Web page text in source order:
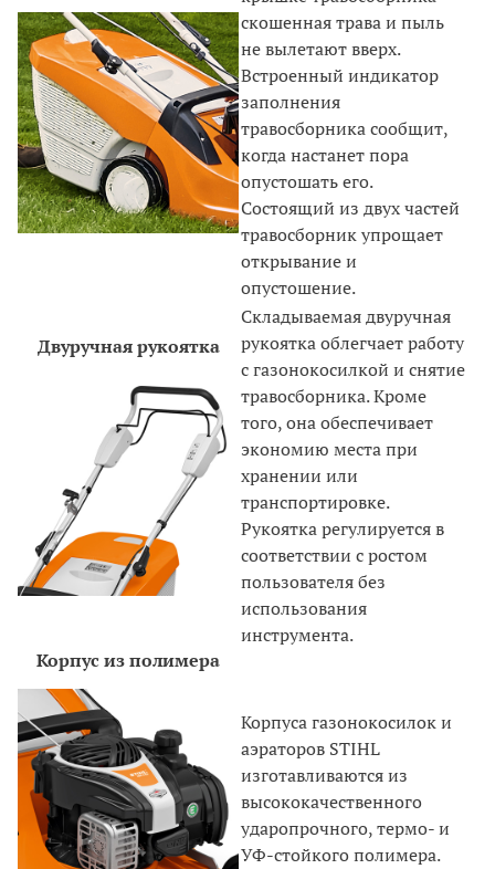
скошенная трава и пыль
не вылетают вверх.
Встроенный индикатор
заполнения
травосборника сообщит,
когда настанет пора
опустошать его.
Состоящий из двух частей
травосборник упрощает
открывание и
опустошение.
Двуручная рукоятка
Складываемая двуручная
рукоятка облегчает работу
с газонокосилкой и снятие
травосборника. Кроме
того, она обеспечивает
экономию места при
хранении или
транспортировке.
Рукоятка регулируется в
соответствии с ростом
пользователя без
использования
инструмента.
Корпус из полимера
Корпуса газонокосилок и
аэраторов STIHL
изготавливаются из
высококачественного
ударопрочного, термо- и
УФ-стойкого полимера.